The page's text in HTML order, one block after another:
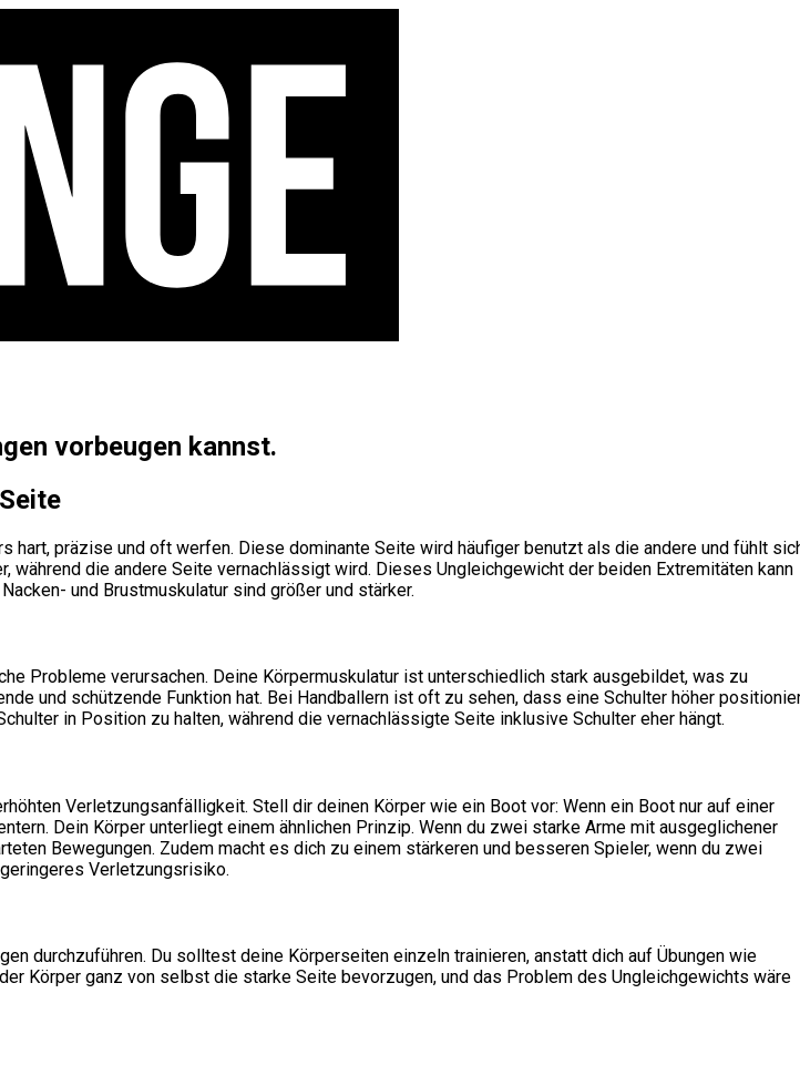
vorbeugen kannst.
hart, präzise und oft werfen. Diese dominante Seite wird häufiger benutzt als die andere und fühlt
während die andere Seite vernachlässigt wird. Dieses Ungleichgewicht der beiden Extremitäten kann
und Brustmuskulatur sind größer und stärker.
Probleme verursachen. Deine Körpermuskulatur ist unterschiedlich stark ausgebildet, was zu
und schützende Funktion hat. Bei Handballern ist oft zu sehen, dass eine Schulter höher
in Position zu halten, während die vernachlässigte Seite inklusive Schulter eher hängt.
Verletzungsanfälligkeit. Stell dir deinen Körper wie ein Boot vor: Wenn ein Boot nur auf einer
Dein Körper unterliegt einem ähnlichen Prinzip. Wenn du zwei starke Arme mit ausgeglichener
Bewegungen. Zudem macht es dich zu einem stärkeren und besseren Spieler, wenn du zwei
Verletzungsrisiko.
durchzuführen. Du solltest deine Körperseiten einzeln trainieren, anstatt dich auf Übungen wie
Körper ganz von selbst die starke Seite bevorzugen, und das Problem des Ungleichgewichts wäre